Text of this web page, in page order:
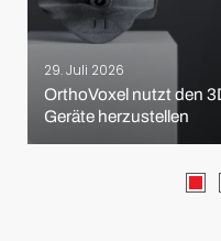
29. Juli 2026
OrthoVoxel nutzt den
Geräte herzustellen